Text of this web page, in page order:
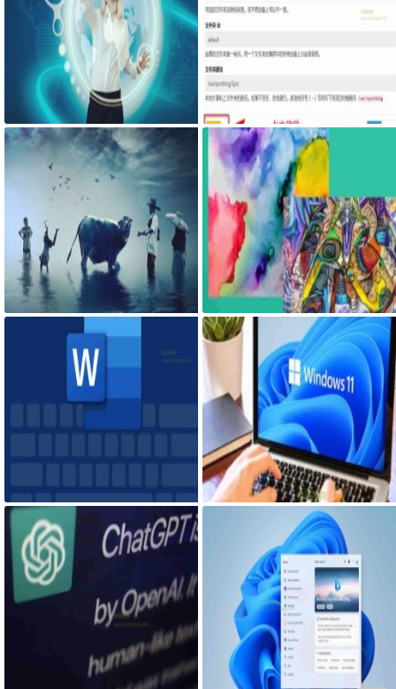
你的组织浏览器已托管，怎么取消
Syncthing在同一台设备上不同的
文件夹之间来实现文件夹的同步
利用Syncthing备份到云储存
一台笔记本电脑比台式机更容易崩
溃蓝屏经历
微软推出Visual ChatGPT一种用于
图像的ChatGPT和即将发布声称 C
hatGPT 4 将能够制作视频
文本”功能快捷方式来了
Windows终于有了改进带有增强音
量混合器的Windows 11 Build 253
09
人工智能竞赛加速，全球科技巨头
纷纷发布公告实施类似ChatGPT的
微软明年将推出Windows12 由于x
86芯片的进步，Windows的下个主